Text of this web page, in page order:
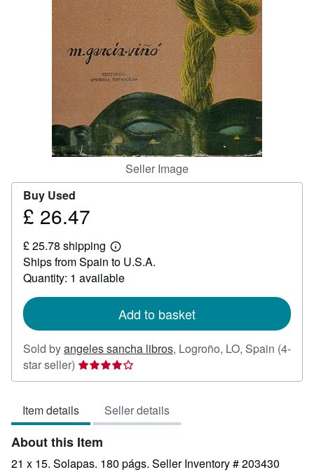
CLOSE
Seller Image
Buy Used
Price
26.47
£ 26.47
£ 25.78 shipping
Learn
more
about
shipping
Ships from Spain to U.S.A.
Quantity: 1 available
Add to basket
Sold byangeles sancha libros, Logroño, LO, Spain (4-
star seller) Seller
rating
out
of
5
stars
Item details Seller details
About this Item
21 x 15. Solapas. 180 págs. Seller Inventory # 203430